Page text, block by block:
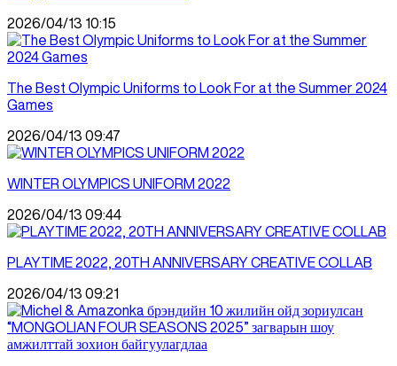
2026/04/13 10:15
The Best Olympic Uniforms to Look For at the Summer 2024
Games
2026/04/13 09:47
WINTER OLYMPICS UNIFORM 2022
2026/04/13 09:44
PLAYTIME 2022, 20TH ANNIVERSARY CREATIVE COLLAB
2026/04/13 09:21